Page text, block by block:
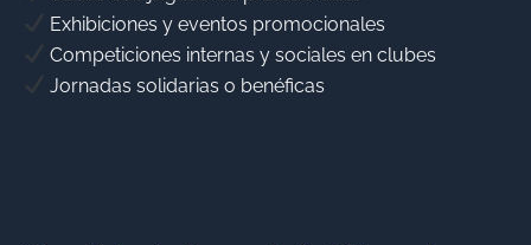
Exhibiciones y eventos promocionales
Competiciones internas y sociales en clubes
Jornadas solidarias o benéficas